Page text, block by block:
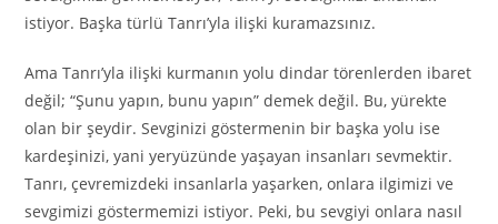
istiyor. Başka türlü Tanrı’yla ilişki kuramazsınız.
Ama Tanrı’yla ilişki kurmanın yolu dindar törenlerden ibaret
değil; “Şunu yapın, bunu yapın” demek değil. Bu, yürekte
olan bir şeydir. Sevginizi göstermenin bir başka yolu ise
kardeşinizi, yani yeryüzünde yaşayan insanları sevmektir.
Tanrı, çevremizdeki insanlarla yaşarken, onlara ilgimizi ve
sevgimizi göstermemizi istiyor. Peki, bu sevgiyi onlara nasıl